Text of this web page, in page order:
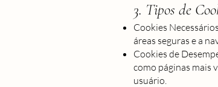
3. Tipos de
Cookies
áreas seguras e a
Cookies de
como páginas mais
usuário.